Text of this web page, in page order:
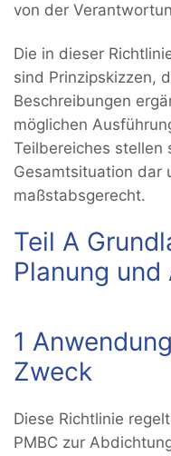
von der
Die in dieser
sind Prinzipskizzen,
Beschreibungen
möglichen
Teilbereiches stellen
Gesamtsituation dar
maßstabsgerecht.
Teil A
Planung
1
Zweck
Diese Richtlinie
PMBC zur